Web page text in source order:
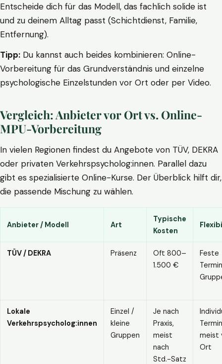
Entscheide dich für das Modell, das fachlich solide ist
und zu deinem Alltag passt (Schichtdienst, Familie,
Entfernung).
Tipp: Du kannst auch beides kombinieren: Online-
Vorbereitung für das Grundverständnis und einzelne
psychologische Einzelstunden vor Ort oder per Video.
Vergleich: Anbieter vor Ort vs. Online-
MPU-Vorbereitung
In vielen Regionen findest du Angebote von TÜV, DEKRA
oder privaten Verkehrspsycholog:innen. Parallel dazu
gibt es spezialisierte Online-Kurse. Der Überblick hilft dir,
die passende Mischung zu wählen.
Anbieter / Modell Art
Typische
Kosten
TÜV / DEKRA Präsenz
Oft 800–
1.500 €
Feste
Lokale
Verkehrspsycholog:innen
Einzel /
kleine
Gruppen
Je nach
Praxis,
meist
nach
Std.-Satz
meist
Ort